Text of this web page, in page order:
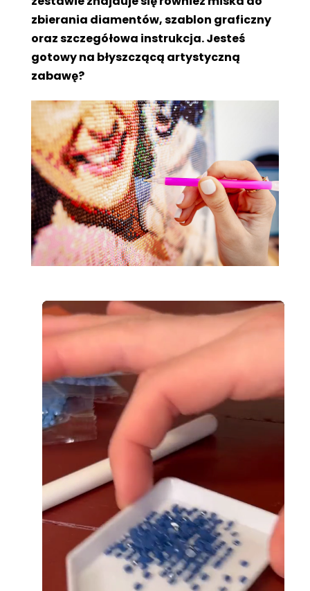
zbierania diamentów, szablon graficzny
oraz szczegółowa instrukcja. Jesteś
gotowy na błyszczącą artystyczną
zabawę?